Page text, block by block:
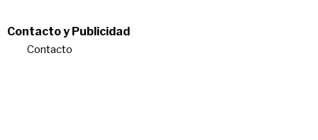
Contacto y Publicidad
Contacto